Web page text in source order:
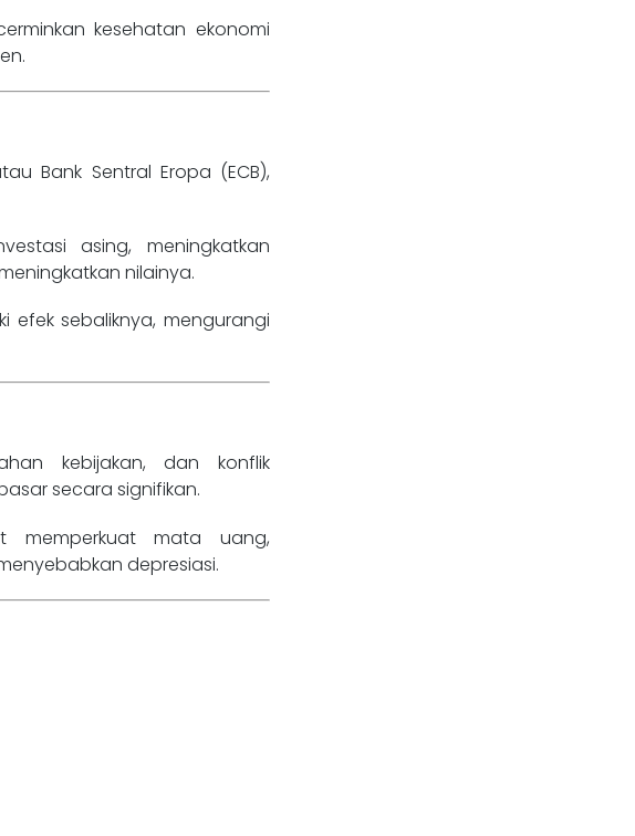
kesehatan ekonomi
Bank Sentral Eropa (ECB),
asing, meningkatkan
nilainya.
efek sebaliknya, mengurangi
kebijakan, dan konflik
secara signifikan.
memperkuat mata uang,
depresiasi.